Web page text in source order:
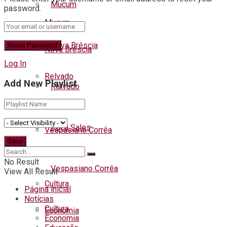
Muçum
Nova Bréscia
Relvado
Roca Sales
Vespasiano Corrêa
Muçum
Nova Bréscia
Relvado
Roca Sales
Vespasiano Corrêa
Listar todas as notícias
Cultura
Economia
password.
Log In
Add New Playlist
No Result
View All Result
Página inicial
Notícias
Cultura
Economia